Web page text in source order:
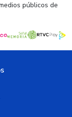
públicos de